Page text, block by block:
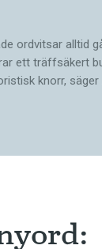
ordvitsar alltid
ett träffsäkert
knorr,